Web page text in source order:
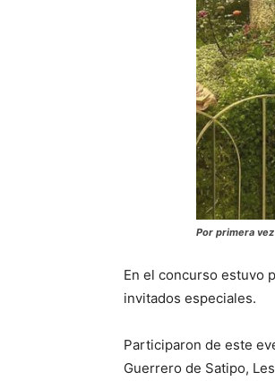
Por primera
En el concurso estuvo
invitados especiales.
Participaron de este
Guerrero de Satipo,